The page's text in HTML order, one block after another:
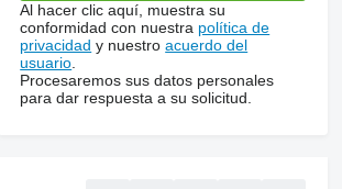
Al hacer clic aquí, muestra su
conformidad con nuestra política de
privacidad y nuestroacuerdo del
usuario
Procesaremos sus datos personales
para dar respuesta a su solicitud.